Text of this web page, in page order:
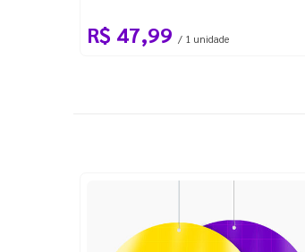
R$ 47,99 / 1 unidade